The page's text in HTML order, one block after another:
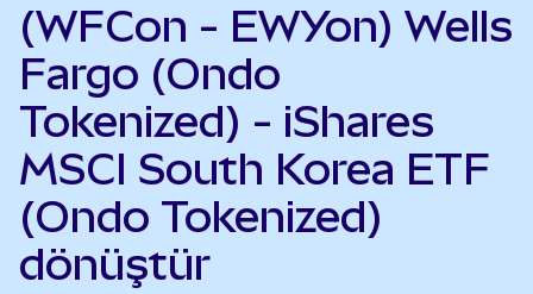
(WFCon - EWYon) Wells
Fargo (Ondo
Tokenized) - iShares
MSCI South Korea ETF
(Ondo Tokenized)
dönüştür